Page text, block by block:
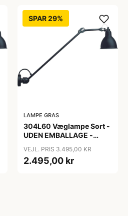
SPAR 29%
LAMPE GRAS
304L60 Væglampe Sort -
UDEN EMBALLAGE -
VEJL. PRIS 3.495,00 KR
2.495,00 kr